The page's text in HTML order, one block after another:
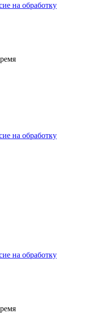
на обработку
на обработку
на обработку